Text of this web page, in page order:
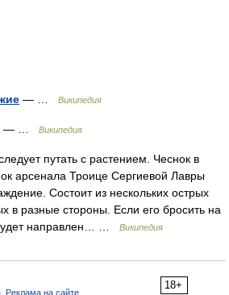
— … Википедия
— … Википедия
путать с растением. Чеснок в
арсенала Троице Сергиевой Лавры
Состоит из нескольких острых
в разные стороны. Если его бросить на
направлен… …
Википедия
18+
Реклама на сайте